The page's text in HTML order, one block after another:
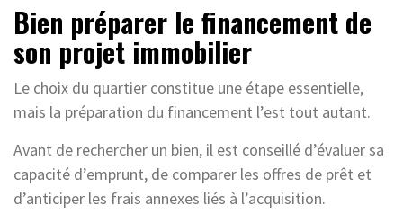
Bien préparer le financement de
son projet immobilier
Le choix du quartier constitue une étape essentielle,
mais la préparation du financement l’est tout autant.
Avant de rechercher un bien, il est conseillé d’évaluer sa
capacité d’emprunt, de comparer les offres de prêt et
d’anticiper les frais annexes liés à l’acquisition.